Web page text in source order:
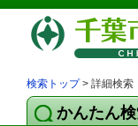
検索トップ> 詳細検索
かんたん